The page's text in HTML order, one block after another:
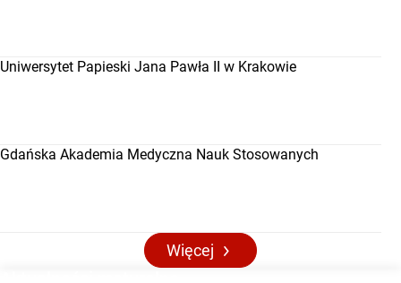
Uniwersytet Papieski Jana Pawła II w Krakowie
Gdańska Akademia Medyczna Nauk Stosowanych
Więcej